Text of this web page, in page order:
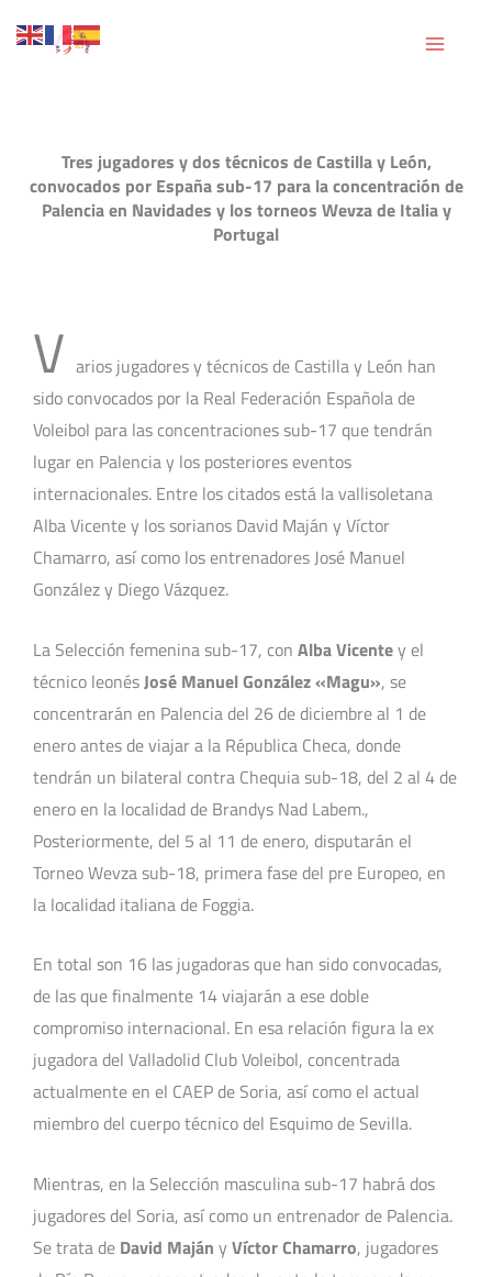
Ir
al
Tres jugadores y dos técnicos de Castilla y León,
convocados por España sub-17 para la concentración de
Palencia en Navidades y los torneos Wevza de Italia y
Portugal
V arios jugadores y técnicos de Castilla y León han
sido convocados por la Real Federación Española de
Voleibol para las concentraciones sub-17 que tendrán
lugar en Palencia y los posteriores eventos
internacionales. Entre los citados está la vallisoletana
Alba Vicente y los sorianos David Maján y Víctor
Chamarro, así como los entrenadores José Manuel
González y Diego Vázquez.
La Selección femenina sub-17, con Alba Vicentey el
técnico leonésJosé Manuel González «Magu», se
concentrarán en Palencia del 26 de diciembre al 1 de
enero antes de viajar a la Républica Checa, donde
tendrán un bilateral contra Chequia sub-18, del 2 al 4 de
enero en la localidad de Brandys Nad Labem.,
Posteriormente, del 5 al 11 de enero, disputarán el
Torneo Wevza sub-18, primera fase del pre Europeo, en
la localidad italiana de Foggia.
En total son 16 las jugadoras que han sido convocadas,
de las que finalmente 14 viajarán a ese doble
compromiso internacional. En esa relación figura la ex
jugadora del Valladolid Club Voleibol, concentrada
actualmente en el CAEP de Soria, así como el actual
miembro del cuerpo técnico del Esquimo de Sevilla.
Mientras, en la Selección masculina sub-17 habrá dos
jugadores del Soria, así como un entrenador de Palencia.
Se trata de David Maján yVíctor Chamarro, jugadores